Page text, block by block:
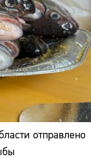
отправлено